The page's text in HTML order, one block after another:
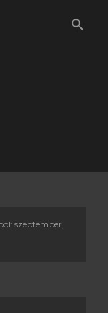
szeptember,